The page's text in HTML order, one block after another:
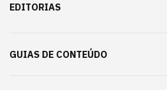
EDITORIAS
GUIAS DE CONTEÚDO